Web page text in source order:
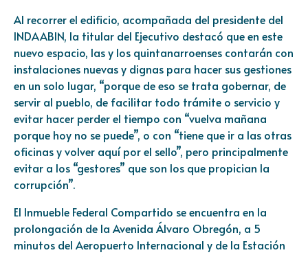
Al recorrer el edificio, acompañada del presidente del
INDAABIN, la titular del Ejecutivo destacó que en este
nuevo espacio, las y los quintanarroenses contarán con
instalaciones nuevas y dignas para hacer sus gestiones
en un solo lugar, “porque de eso se trata gobernar, de
servir al pueblo, de facilitar todo trámite o servicio y
evitar hacer perder el tiempo con “vuelva mañana
porque hoy no se puede”, o con “tiene que ir a las otras
oficinas y volver aquí por el sello”, pero principalmente
evitar a los “gestores” que son los que propician la
corrupción”.
El Inmueble Federal Compartido se encuentra en la
prolongación de la Avenida Álvaro Obregón, a 5
minutos del Aeropuerto Internacional y de la Estación